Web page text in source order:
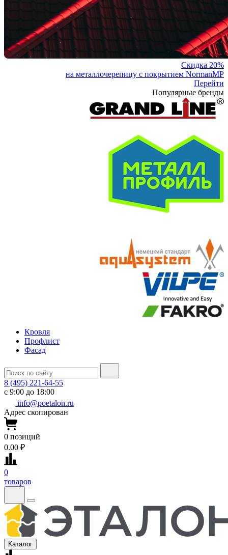
Скидка 20%
на металлочерепицу с покрытием NormanMP
Перейти
Популярные бренды
Кровля
Профлист
Фасад
8 (495) 221-64-55
с 9:00 до 18:00
info@poetalon.ru
Адрес скопирован
0 позиций
0.00 ₽
0
товаров
Каталог